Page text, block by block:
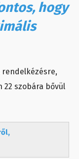
hogy
rendelkézésre,
szobára bővül